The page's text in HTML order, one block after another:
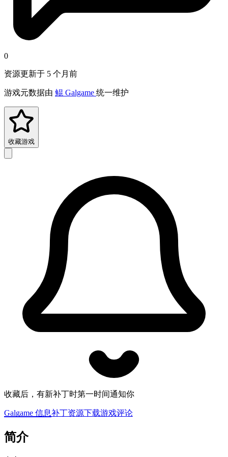
0
资源更新于 5 个月前
游戏元数据由 鲲 Galgame 统一维护
收藏游戏
收藏后，有新补丁时第一时间通知你
Galgame 信息补丁资源下载游戏评论
简介